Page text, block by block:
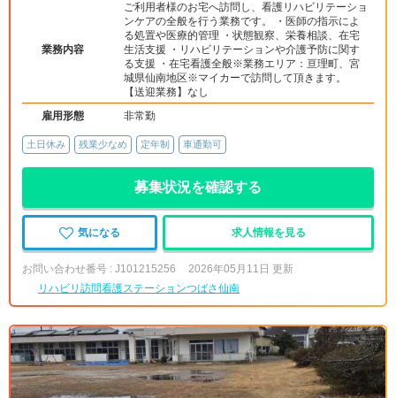
業務内容
ご利用者様のお宅へ訪問し、看護リハビリテーショ
ンケアの全般を行う業務です。 ・医師の指示によ
る処置や医療的管理 ・状態観察、栄養相談、在宅
生活支援 ・リハビリテーションや介護予防に関す
る支援 ・在宅看護全般※業務エリア：亘理町、宮
城県仙南地区※マイカーで訪問して頂きます。
【送迎業務】なし
雇用形態
非常勤
土日休み 残業少なめ 定年制 車通勤可
募集状況を確認する
気になる 求人情報を見る
お問い合わせ番号 : J101215256
2026年05月11日 更新
リハビリ訪問看護ステーションつばさ仙南